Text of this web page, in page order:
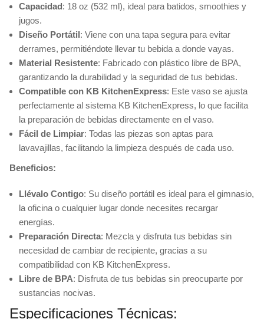
Capacidad: 18 oz (532 ml), ideal para batidos, smoothies y
jugos.
Diseño Portátil: Viene con una tapa segura para evitar
derrames, permitiéndote llevar tu bebida a donde vayas.
Material Resistente: Fabricado con plástico libre de BPA,
garantizando la durabilidad y la seguridad de tus bebidas.
Compatible con KB KitchenExpress: Este vaso se ajusta
perfectamente al sistema KB KitchenExpress, lo que facilita
la preparación de bebidas directamente en el vaso.
Fácil de Limpiar: Todas las piezas son aptas para
lavavajillas, facilitando la limpieza después de cada uso.
Beneficios:
Llévalo Contigo: Su diseño portátil es ideal para el gimnasio,
la oficina o cualquier lugar donde necesites recargar
energías.
Preparación Directa: Mezcla y disfruta tus bebidas sin
necesidad de cambiar de recipiente, gracias a su
compatibilidad con KB KitchenExpress.
Libre de BPA: Disfruta de tus bebidas sin preocuparte por
sustancias nocivas.
Especificaciones Técnicas: